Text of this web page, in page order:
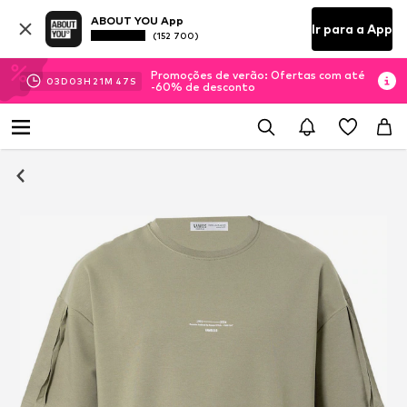
ABOUT YOU App
(152 700) Ir para a App
03D 03H 21M 47 S
Promoções de verão: Ofertas com até
-60% de desconto